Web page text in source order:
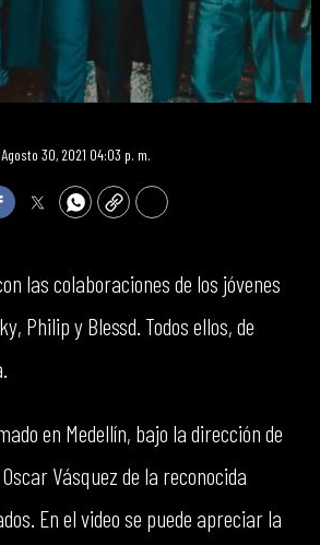
Agosto 30, 2021 04:03 p. m.
TwitterWhatsApp
Copy Print
las colaboraciones de los jóvenes
Philip y Blessd. Todos ellos, de
en Medellín, bajo la dirección de
Vásquez de la reconocida
En el video se puede apreciar la